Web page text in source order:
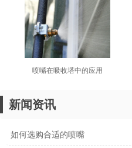
喷嘴在吸收塔中的应用
新闻资讯
如何选购合适的喷嘴